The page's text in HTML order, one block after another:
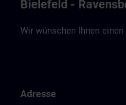
Bielefeld -
Wir wünschen Ihnen
Adresse